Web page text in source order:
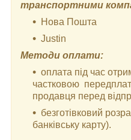
транспортними
Нова Пошта
Justin
Методи оплати:
оплата під час
частковою
продавця перед
безготівковий
банківську карту).